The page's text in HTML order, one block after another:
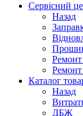
Сервісний
Назад
Ремонт
Каталог
Назад
ДБЖ